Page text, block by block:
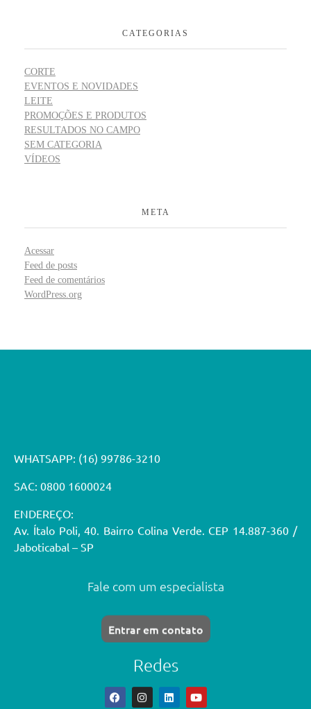
CATEGORIAS
CORTE
EVENTOS E NOVIDADES
LEITE
PROMOÇÕES E PRODUTOS
RESULTADOS NO CAMPO
SEM CATEGORIA
VÍDEOS
META
Acessar
Feed de posts
Feed de comentários
WordPress.org
WHATSAPP: (16) 99786-3210
SAC: 0800 1600024
ENDEREÇO:
Av. Ítalo Poli, 40. Bairro Colina Verde. CEP 14.887-360 /
Jaboticabal – SP
Fale com um especialista
Entrar em contato
Redes